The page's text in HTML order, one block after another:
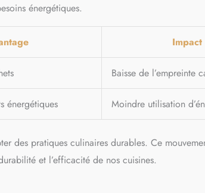
énergétiques.
Impact
Baisse de l’empreinte
énergétiques Moindre utilisation
des pratiques culinaires durables. Ce
et l’efficacité de nos cuisines.